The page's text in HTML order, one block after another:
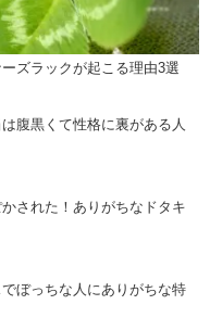
ズラックが起こる理由3選
腹黒くて性格に裏がある人
された！ありがちなドタキ
ぼっちな人にありがちな特